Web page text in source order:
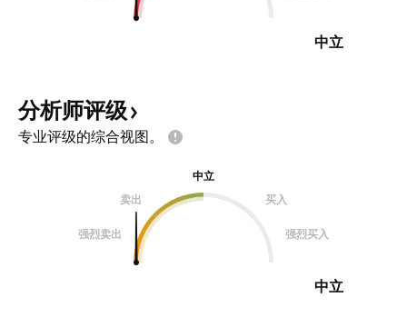
————————————————
中立
分析师评级
专业评级的综合视图。
中立
卖出
买入
强烈卖出 强烈买入
中立